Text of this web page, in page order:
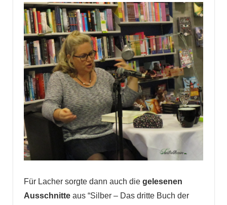
Für Lacher sorgte dann auch die gelesenen
Ausschnitteaus “Silber – Das dritte Buch der